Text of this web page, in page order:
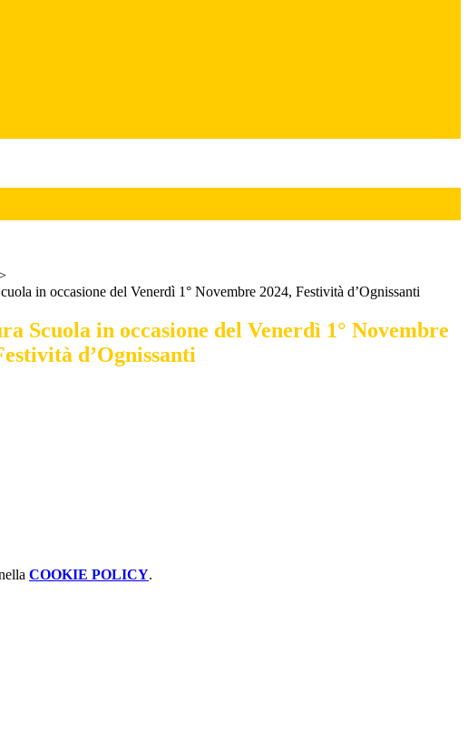
in occasione del Venerdì 1° Novembre 2024, Festività d’Ognissanti
Scuola in occasione del Venerdì 1° Novembre
d’Ognissanti
COOKIE POLICY.